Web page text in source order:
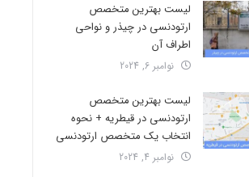
لیست بهترین متخصص
ارتودنسی در چیذر و نواحی
اطراف آن
نوامبر 6, 2024
لیست بهترین متخصص
ارتودنسی در قیطریه + نحوه
انتخاب یک متخصص ارتودنسی
نوامبر 4, 2024